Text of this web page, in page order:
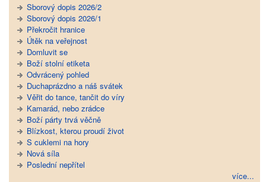
Sborový dopis 2026/2
Sborový dopis 2026/1
Překročit hranice
Útěk na veřejnost
Domluvit se
Boží stolní etiketa
Odvrácený pohled
Duchaprázdno a náš svátek
Věřit do tance, tančit do víry
Kamarád, nebo zrádce
Boží párty trvá věčně
Blízkost, kterou proudí život
S cuklemi na hory
Nová síla
Poslední nepřítel
více...